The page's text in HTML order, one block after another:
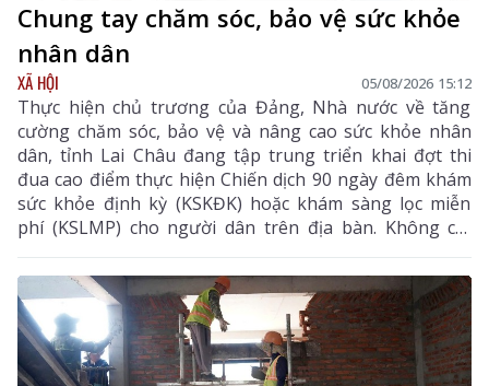
Chung tay chăm sóc, bảo vệ sức khỏe
nhân dân
XÃ HỘI 05/08/2026 15:12
Thực hiện chủ trương của Đảng, Nhà nước về tăng
cường chăm sóc, bảo vệ và nâng cao sức khỏe nhân
dân, tỉnh Lai Châu đang tập trung triển khai đợt thi
đua cao điểm thực hiện Chiến dịch 90 ngày đêm khám
sức khỏe định kỳ (KSKĐK) hoặc khám sàng lọc miễn
phí (KSLMP) cho người dân trên địa bàn. Không chỉ
góp phần phát hiện sớm bệnh tật, nâng cao chất
lượng chăm sóc sức khỏe (CSSK) ban đầu, chương
trình còn lan tỏa tinh thần trách nhiệm, y đức và sự
tận tâm của đội ngũ cán bộ y tế, hướng tới mục tiêu
mọi người dân đều được tiếp cận dịch vụ y tế công
bằng, chất lượng và nhân văn.